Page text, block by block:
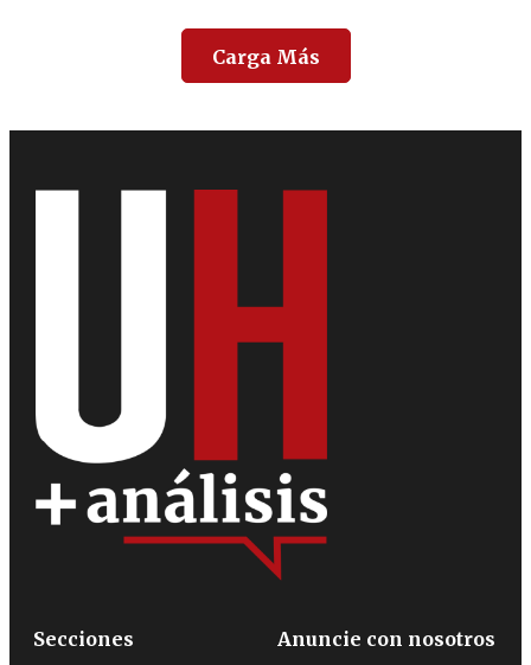
Carga Más
Secciones
Anuncie con nosotros